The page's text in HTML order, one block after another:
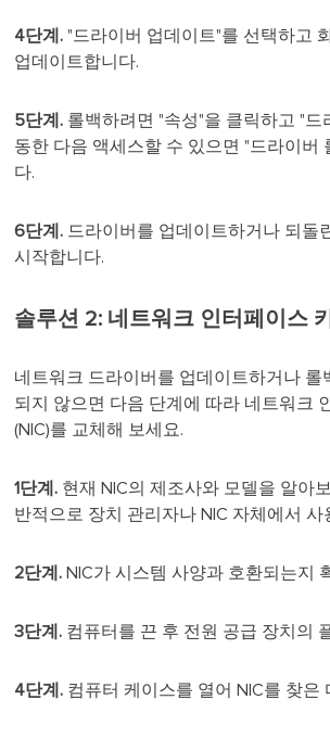
4단계. "드라이버 업데이트"를 선택하고
업데이트합니다.
5단계. 롤백하려면 "속성"을 클릭하고 "드
동한 다음 액세스할 수 있으면 "드라이버
다.
6단계. 드라이버를 업데이트하거나 되돌
시작합니다.
솔루션 2: 네트워크 인터페이스
네트워크 드라이버를 업데이트하거나 롤
되지 않으면 다음 단계에 따라 네트워크
(NIC)를 교체해 보세요.
1단계. 현재 NIC의 제조사와 모델을 알아
반적으로 장치 관리자나 NIC 자체에서 사
2단계. NIC가 시스템 사양과 호환되는지
3단계. 컴퓨터를 끈 후 전원 공급 장치의
4단계. 컴퓨터 케이스를 열어 NIC를 찾은